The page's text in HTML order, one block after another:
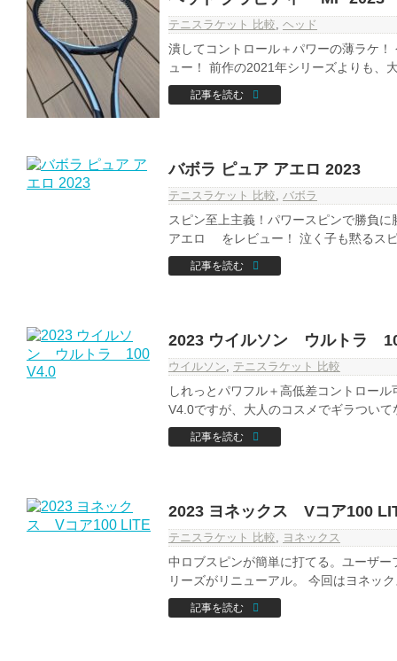
テニスラケット 比較, ヘッド
潰してコントロール＋パワーの薄ラケ
ュー！ 前作の2021年シリーズよりも、
記事を読む
バボラ ピュア アエロ 2023
テニスラケット 比較, バボラ
スピン至上主義！パワースピンで勝
アエロ をレビュー！ 泣く子も黙るス
記事を読む
2023 ウイルソン ウルトラ
ウイルソン, テニスラケット 比較
しれっとパワフル＋高低差コントロー
V4.0ですが、大人のコスメでギラついて
記事を読む
2023 ヨネックス Vコア100
テニスラケット 比較, ヨネックス
中ロブスピンが簡単に打てる。ユーザ
リーズがリニューアル。 今回はヨネ
記事を読む